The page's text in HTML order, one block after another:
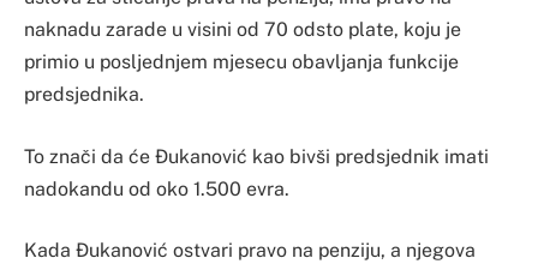
naknadu zarade u visini od 70 odsto plate, koju je
primio u posljednjem mjesecu obavljanja funkcije
predsjednika.
To znači da će Đukanović kao bivši predsjednik imati
nadokandu od oko 1.500 evra.
Kada Đukanović ostvari pravo na penziju, a njegova